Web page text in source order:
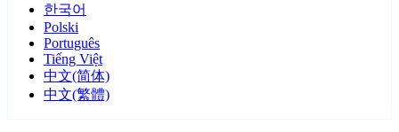
한국어
Polski
Português
Tiếng Việt
中文(简体)
中文(繁體)